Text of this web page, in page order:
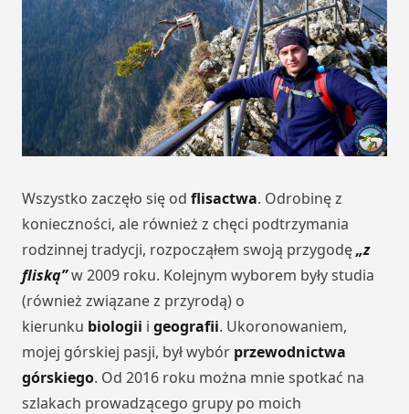
Wszystko zaczęło się od flisactwa. Odrobinę z
konieczności, ale również z chęci podtrzymania
rodzinnej tradycji, rozpocząłem swoją przygodę„z
fliską”w 2009 roku. Kolejnym wyborem były studia
(również związane z przyrodą) o
kierunku biologii i geografii. Ukoronowaniem,
mojej górskiej pasji, był wybór przewodnictwa
górskiego. Od 2016 roku można mnie spotkać na
szlakach prowadzącego grupy po moich